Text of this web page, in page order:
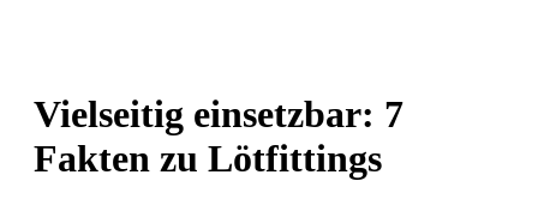
Vielseitig einsetzbar: 7
Fakten zu Lötfittings